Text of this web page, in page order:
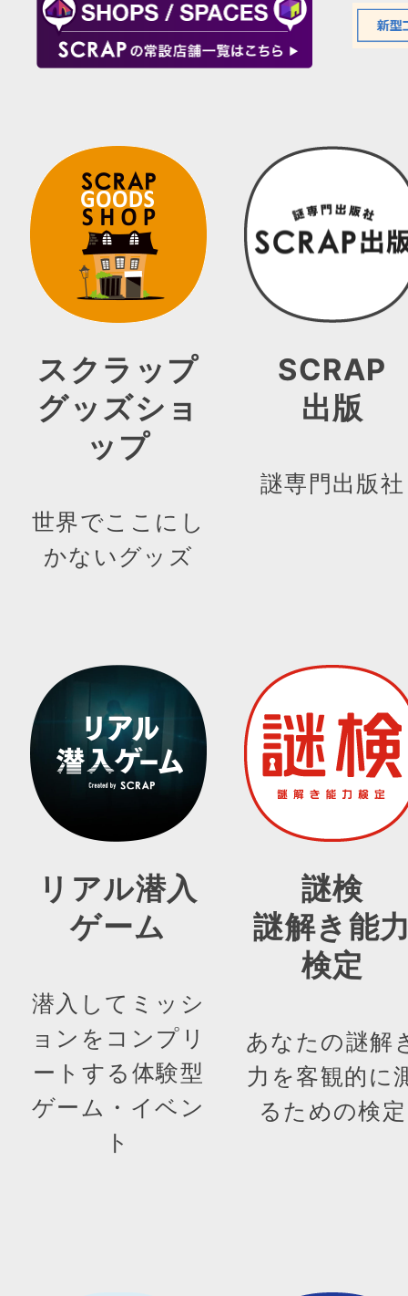
スクラップ
グッズショ
ップ
世界でここにし
かないグッズ
SCRAP
出版
謎専門出版社
リアル潜入
ゲーム
潜入してミッシ
ョンをコンプリ
ートする体験型
ゲーム・イベン
ト
謎検
謎解き能
検定
あなたの謎解
力を客観的に
るための検定